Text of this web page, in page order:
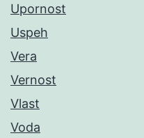
Upornost
Uspeh
Vera
Vernost
Vlast
Voda